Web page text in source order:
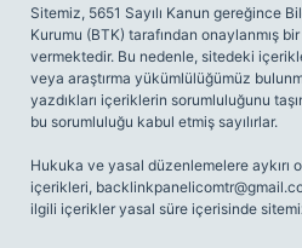
Sitemiz, 5651 Sayılı Kanun gereğince
Kurumu (BTK) tarafından onaylanmış
vermektedir. Bu nedenle, sitedeki
veya araştırma yükümlülüğümüz
yazdıkları içeriklerin sorumluluğunu
bu sorumluluğu kabul etmiş sayılırlar.
Hukuka ve yasal düzenlemelere aykırı
içerikleri,
ilgili içerikler yasal süre içerisinde